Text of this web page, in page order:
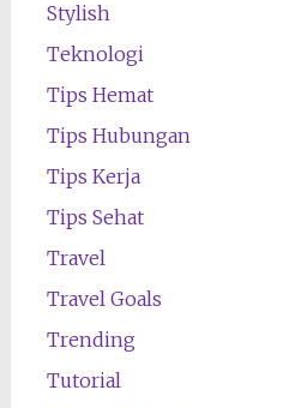
Stylish
Teknologi
Tips Hemat
Tips Hubungan
Tips Kerja
Tips Sehat
Travel
Travel Goals
Trending
Tutorial